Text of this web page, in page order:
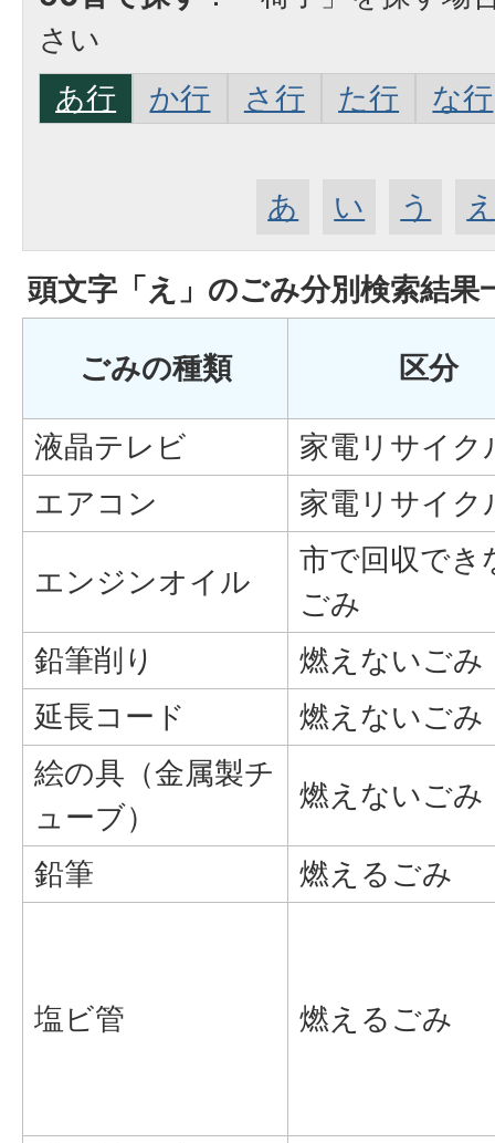
さい
あ行
か行 さ行 た行 な行
あ い う
頭文字「え 」のごみ分別検索結果
ごみの種類 区分
液晶テレビ
家電リサイク
エアコン
家電リサイク
エンジンオイル
市で回収でき
ごみ
鉛筆削り
燃えないごみ
延長コード
燃えないごみ
絵の具（金属製チ
ューブ）
燃えないごみ
鉛筆 燃えるごみ
塩ビ管 燃えるごみ